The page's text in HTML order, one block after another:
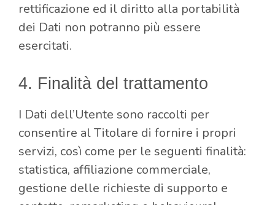
rettificazione ed il diritto alla portabilità
dei Dati non potranno più essere
esercitati.
4. Finalità del trattamento
I Dati dell’Utente sono raccolti per
consentire al Titolare di fornire i propri
servizi, così come per le seguenti finalità:
statistica, affiliazione commerciale,
gestione delle richieste di supporto e